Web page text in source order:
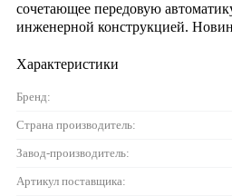
сочетающее передовую
инженерной конструкцией.
Характеристики
Бренд:
Страна производитель:
Завод-производитель:
Артикул поставщика: